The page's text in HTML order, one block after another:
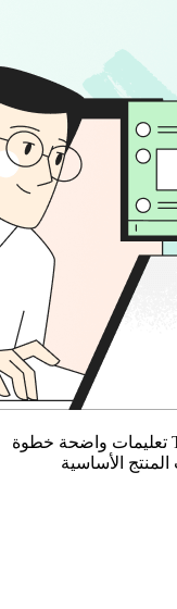
توفر أدلة الفيديو الخاصة بـ Tenorshare تعليمات واضحة خطوة
الأساسية